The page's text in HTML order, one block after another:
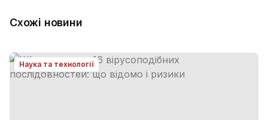
Схожі новини
Наука та технології